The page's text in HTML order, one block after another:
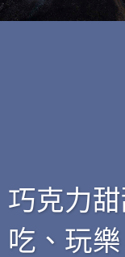
巧克力
吃、玩